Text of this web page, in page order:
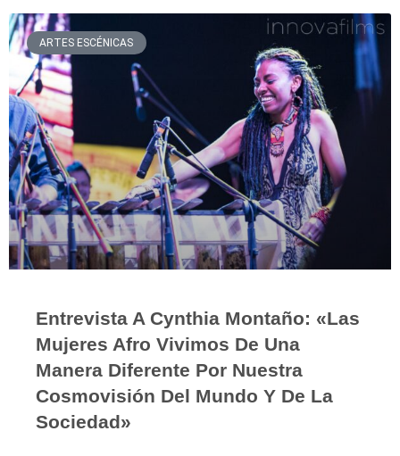
ARTES ESCÉNICAS
Entrevista A Cynthia Montaño: «Las
Mujeres Afro Vivimos De Una
Manera Diferente Por Nuestra
Cosmovisión Del Mundo Y De La
Sociedad»